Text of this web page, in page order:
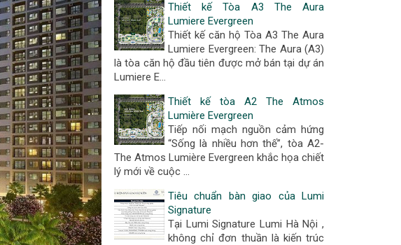
Thiết kế Tòa A3 The Aura
Lumiere Evergreen
Thiết kế căn hộ Tòa A3 The Aura
Lumiere Evergreen: The Aura (A3)
là tòa căn hộ đầu tiên được mở bán tại dự án
Lumiere E…
Thiết kế tòa A2 The Atmos
Lumière Evergreen
Tiếp nối mạch nguồn cảm hứng
“Sống là nhiều hơn thế”, tòa A2-
The Atmos Lumière Evergreen khắc họa chiết
lý mới về cuộc …
Tiêu chuẩn bàn giao của Lumi
Signature
Tại Lumi Signature Lumi Hà Nội ,
không chỉ đơn thuần là kiến trúc